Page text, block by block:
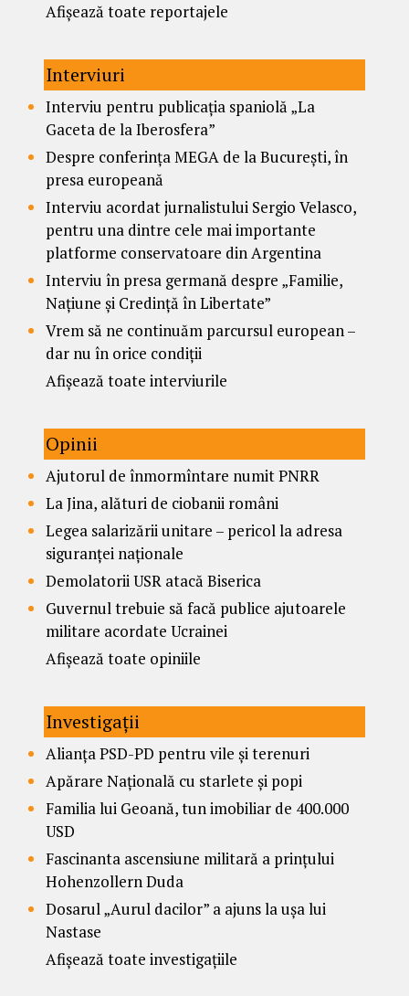
Afișează toate reportajele
Interviuri
Interviu pentru publicația spaniolă „La
Gaceta de la Iberosfera”
Despre conferința MEGA de la București, în
presa europeană
Interviu acordat jurnalistului Sergio Velasco,
pentru una dintre cele mai importante
platforme conservatoare din Argentina
Interviu în presa germană despre „Familie,
Națiune și Credință în Libertate”
Vrem să ne continuăm parcursul european –
dar nu în orice condiții
Afișează toate interviurile
Opinii
Ajutorul de înmormîntare numit PNRR
La Jina, alături de ciobanii români
Legea salarizării unitare – pericol la adresa
siguranței naționale
Demolatorii USR atacă Biserica
Guvernul trebuie să facă publice ajutoarele
militare acordate Ucrainei
Afișează toate opiniile
Investigații
Alianța PSD-PD pentru vile și terenuri
Apărare Națională cu starlete și popi
Familia lui Geoană, tun imobiliar de 400.000
USD
Fascinanta ascensiune militară a prințului
Hohenzollern Duda
Dosarul „Aurul dacilor” a ajuns la ușa lui
Nastase
Afișează toate investigațiile